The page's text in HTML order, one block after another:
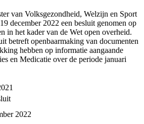
van Volksgezondheid, Welzijn en Sport
december 2022 een besluit genomen op
in het kader van de Wet open overheid.
betreft openbaarmaking van documenten
hebben op informatie aangaande
en Medicatie over de periode januari
2022